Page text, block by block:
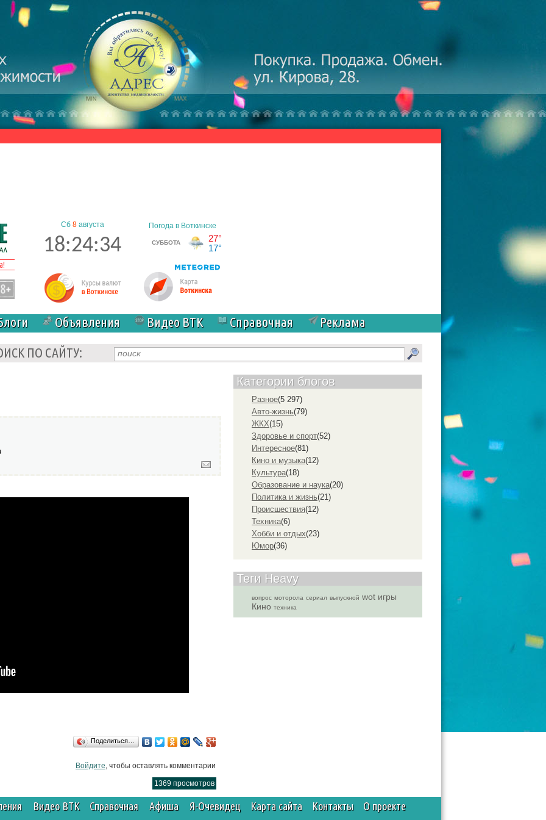
Сб 8августа
18:24:34
Объявления Видео ВТК Справочная
Реклама
ПО САЙТУ:
Поделиться…
Войдите, чтобы оставлять комментарии
1369 просмотров
Категории блогов
Разное(5 297)
Авто-жизнь(79)
ЖКХ(15)
Здоровье и спорт(52)
Интересное(81)
Кино и музыка(12)
Культура(18)
Образование и наука(20)
Политика и жизнь(21)
Проиcшествия(12)
Техника(6)
Хобби и отдых(23)
Юмор(36)
Теги Heavy
вопрос моторола сериал выпускной wot игры
Кино техника
Видео ВТК Справочная Афиша Я-Очевидец Карта сайта Контакты О проекте